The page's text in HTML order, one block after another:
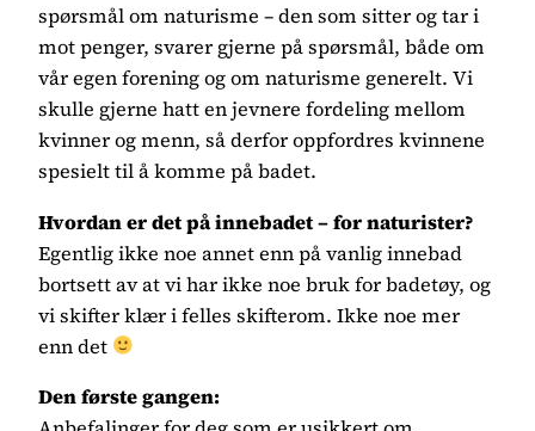
spørsmål om naturisme – den som sitter og tar i
mot penger, svarer gjerne på spørsmål, både om
vår egen forening og om naturisme generelt. Vi
skulle gjerne hatt en jevnere fordeling mellom
kvinner og menn, så derfor oppfordres kvinnene
spesielt til å komme på badet.
Hvordan er det på innebadet – for naturister?
Egentlig ikke noe annet enn på vanlig innebad
bortsett av at vi har ikke noe bruk for badetøy, og
vi skifter klær i felles skifterom. Ikke noe mer
enn det
Den første gangen: